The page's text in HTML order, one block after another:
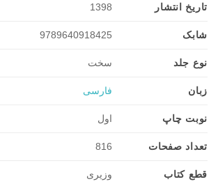
تاریخ انتشار 1398
شابک 9789640918425
نوع جلد سخت
زبان فارسی
نوبت چاپ اول
تعداد صفحات 816
قطع کتاب وزیری